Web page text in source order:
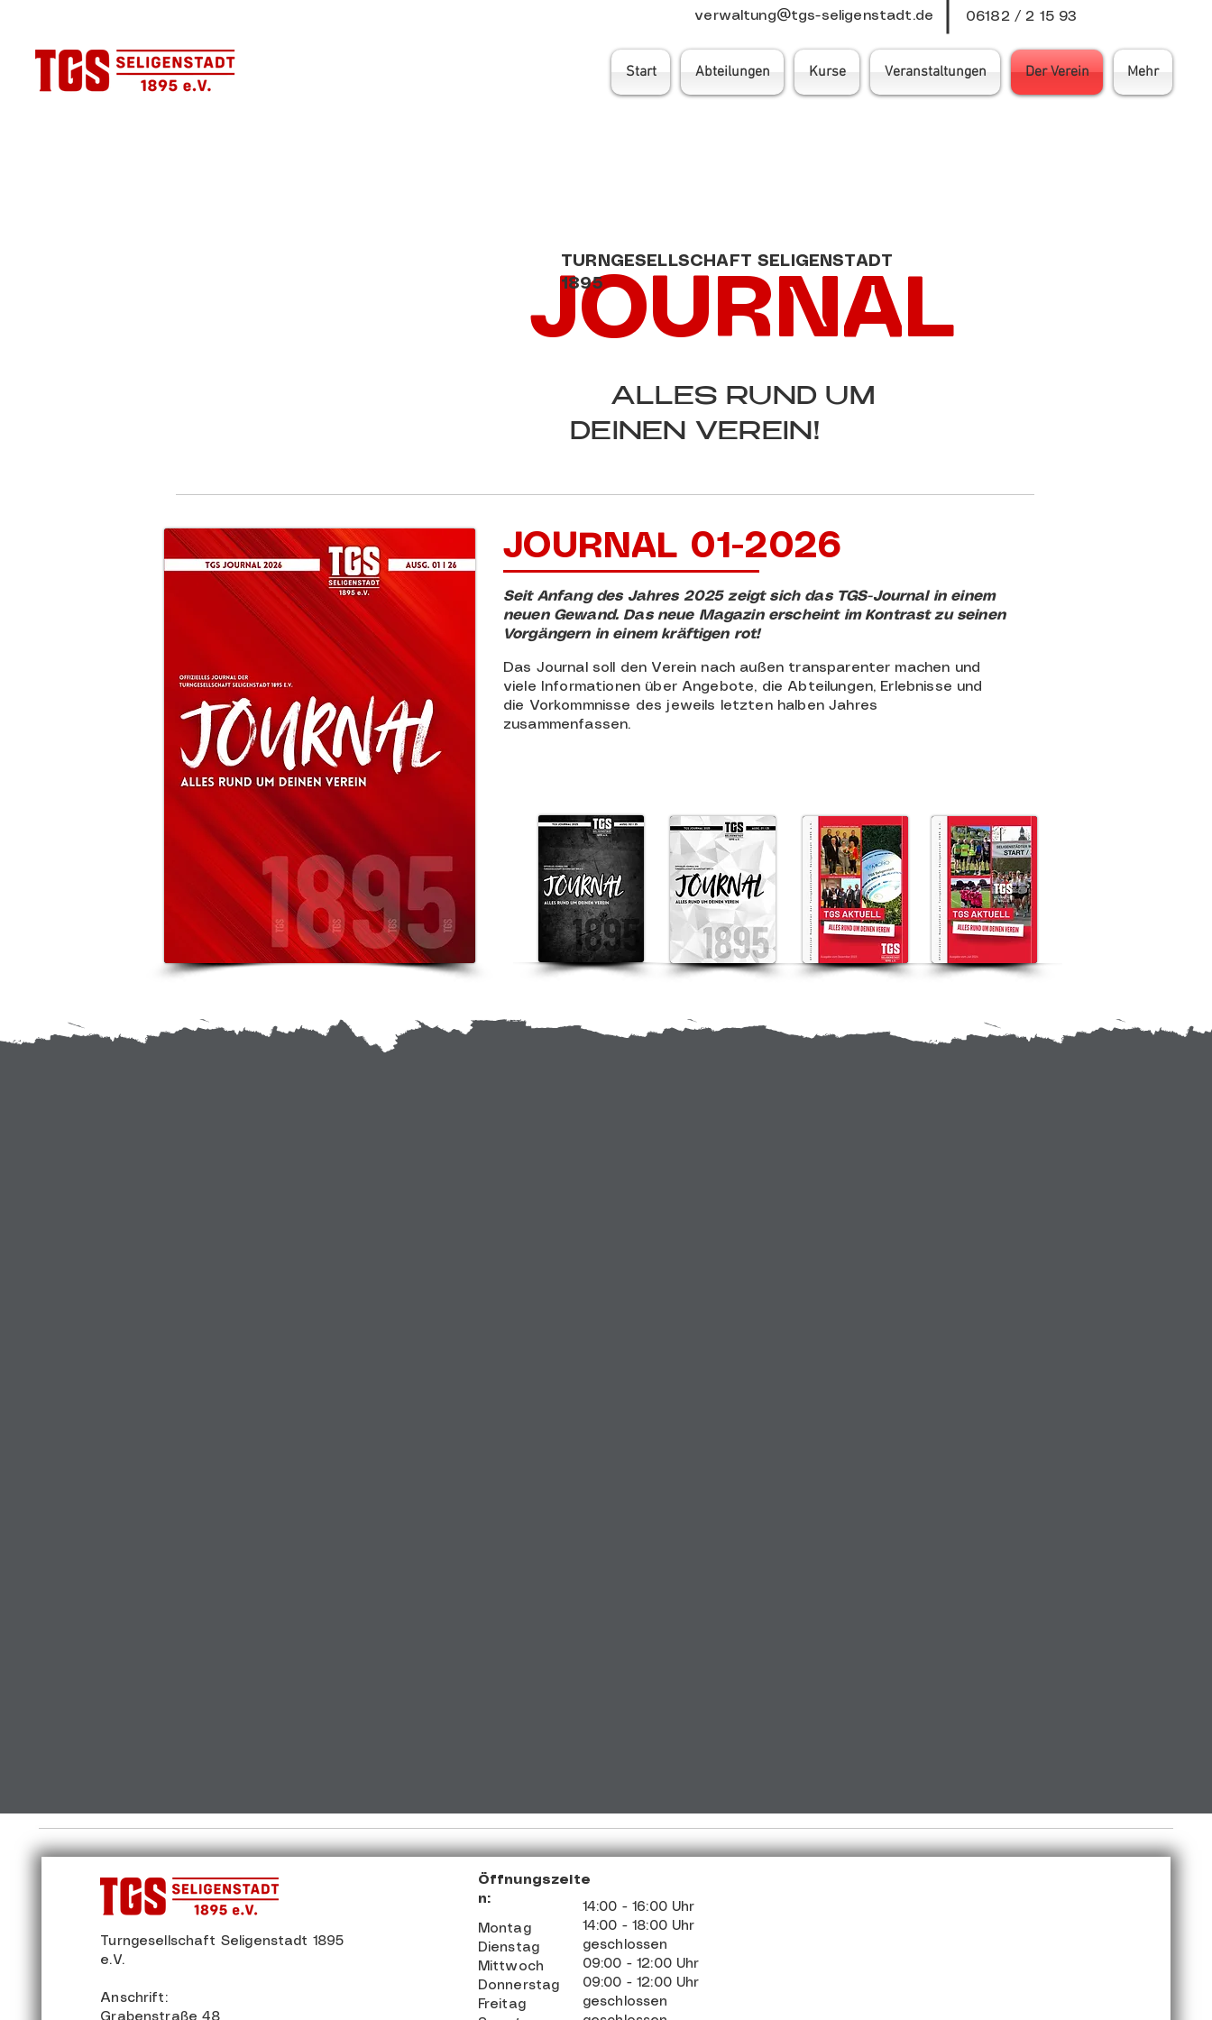
verwaltung@tgs-seligenstadt.de 06182 / 2 15 93
Start Abteilungen Kurse Veranstaltungen Der Verein Mehr
JOURNAL
TURNGESELLSCHAFT SELIGENSTADT
1895
ALLES RUND UM
DEINEN VEREIN!
JOURNAL 01-2026
Seit Anfang des Jahres 2025 zeigt sich das TGS-Journal in einem
neuen Gewand. Das neue Magazin erscheint im Kontrast zu seinen
Vorgängern in einem kräftigen rot!
Das Journal soll den Verein nach außen transparenter machen und
viele Informationen über Angebote, die Abteilungen, Erlebnisse und
die Vorkommnisse des jeweils letzten halben Jahres
zusammenfassen.
Turngesellschaft Seligenstadt 1895
e.V.
Anschrift:
Grabenstraße 48
Öffnungszeite
n:
Montag
Dienstag
Mittwoch
Donnerstag
Freitag
14:00 - 16:00 Uhr
14:00 - 18:00 Uhr
geschlossen
09:00 - 12:00 Uhr
09:00 - 12:00 Uhr
geschlossen